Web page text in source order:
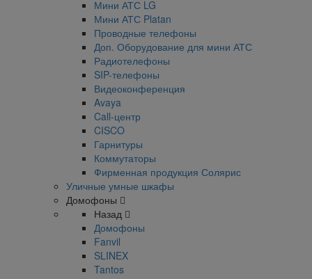
Мини АТС LG
Мини АТС Platan
Проводные телефоны
Доп. Оборудование для мини АТС
Радиотелефоны
SIP-телефоны
Видеоконференция
Avaya
Call-центр
CISCO
Гарнитуры
Коммутаторы
Фирменная продукция Солярис
Уличные умные шкафы
Домофоны
Назад
Домофоны
Fanvil
SLINEX
Tantos